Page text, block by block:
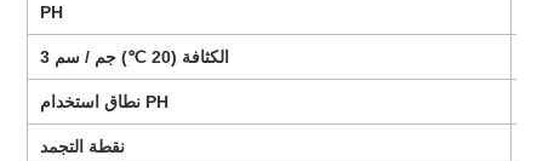
PH
الكثافة (20 ℃) ​​جم / سم 3
نطاق استخدام PH
نقطة التجمد